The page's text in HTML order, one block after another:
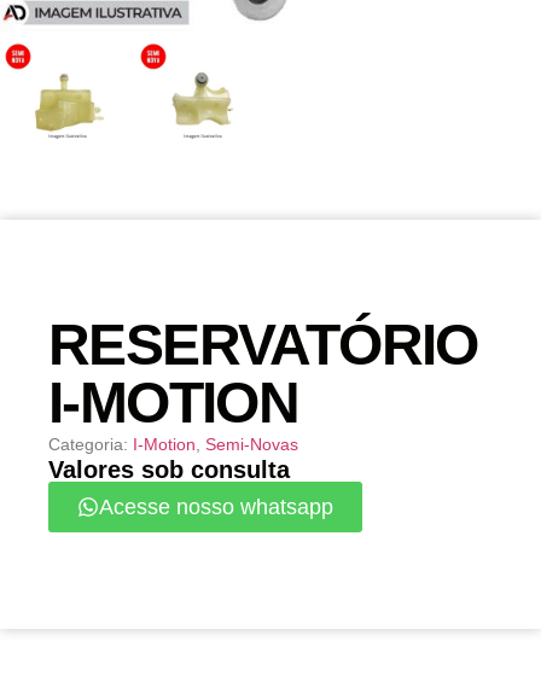
RESERVATÓRIO
I-MOTION
Categoria: I-Motion Semi-Novas
Valores sob consulta
Acesse nosso whatsapp